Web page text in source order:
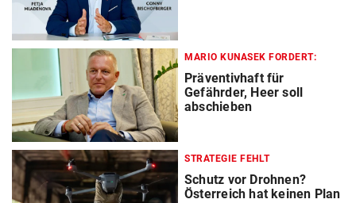
MARIO KUNASEK FORDERT:
Präventivhaft für
Gefährder, Heer soll
abschieben
STRATEGIE FEHLT
Schutz vor Drohnen?
Österreich hat keinen Plan